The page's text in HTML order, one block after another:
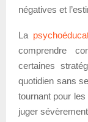
négatives et
La
comprendre
certaines
quotidien sans
tournant pour
juger